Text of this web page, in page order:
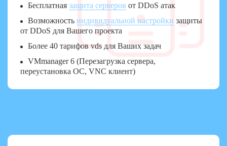
Бесплатная защита серверов от DDoS атак
Возможность индивидуальной настройки защиты
от DDoS для Вашего проекта
Более 40 тарифов vds для Ваших задач
VMmanager 6 (Перезагрузка сервера,
переустановка ОС, VNC клиент)